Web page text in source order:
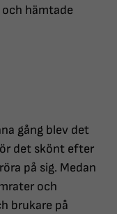
hämtade
gång blev det
det skönt efter
på sig. Medan
och
brukare på